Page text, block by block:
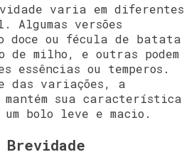
varia em diferentes
Algumas versões
ou fécula de batata
de milho, e outras podem
ou temperos.
das variações, a
mantém sua característica
bolo leve e macio.